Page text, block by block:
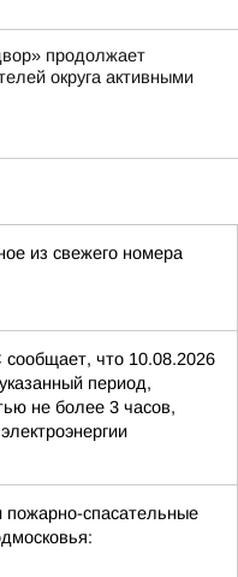
продолжает
округа активными
из свежего номера
что 10.08.2026
период,
не более 3 часов,
пожарно-спасательные